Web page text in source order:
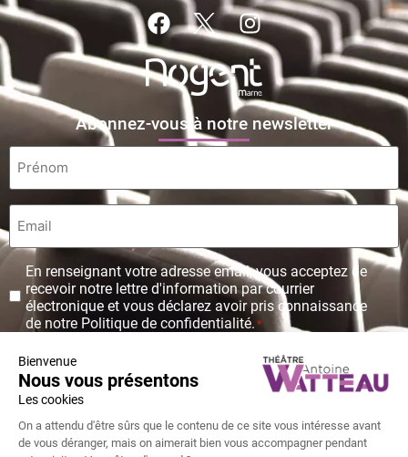
Abonnez-vous à notre newsletter
Prénom
Email
Protection
des
données
personnelles
En renseignant votre adresse email, vous acceptez de
recevoir notre lettre d'information par courrier
électronique et vous déclarez avoir pris connaissance
de notre Politique de confidentialité. *